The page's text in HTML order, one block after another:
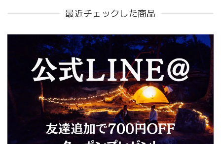
最近チェックした商品